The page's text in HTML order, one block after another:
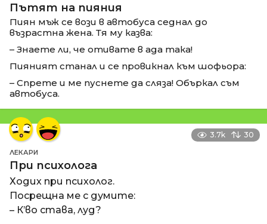
Пътят на пияния
Пиян мъж се вози в автобуса седнал до
възрастна жена. Тя му казва:
– Знаете ли, че отивате в ада така!
Пияният станал и се провикнал към шофьора:
– Спрете и ме пуснете да сляза! Объркал съм
автобуса.
3.7k 30
ЛЕКАРИ
При психолога
Ходих при психолог.
Посрещна ме с думите:
– К’во става, луд?